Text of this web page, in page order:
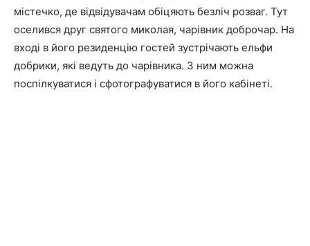
містечко, де відвідувачам обіцяють безліч розваг. Тут
оселився друг святого миколая, чарівник доброчар. На
вході в його резиденцію гостей зустрічають ельфи
добрики, які ведуть до чарівника. З ним можна
поспілкуватися і сфотографуватися в його кабінеті.